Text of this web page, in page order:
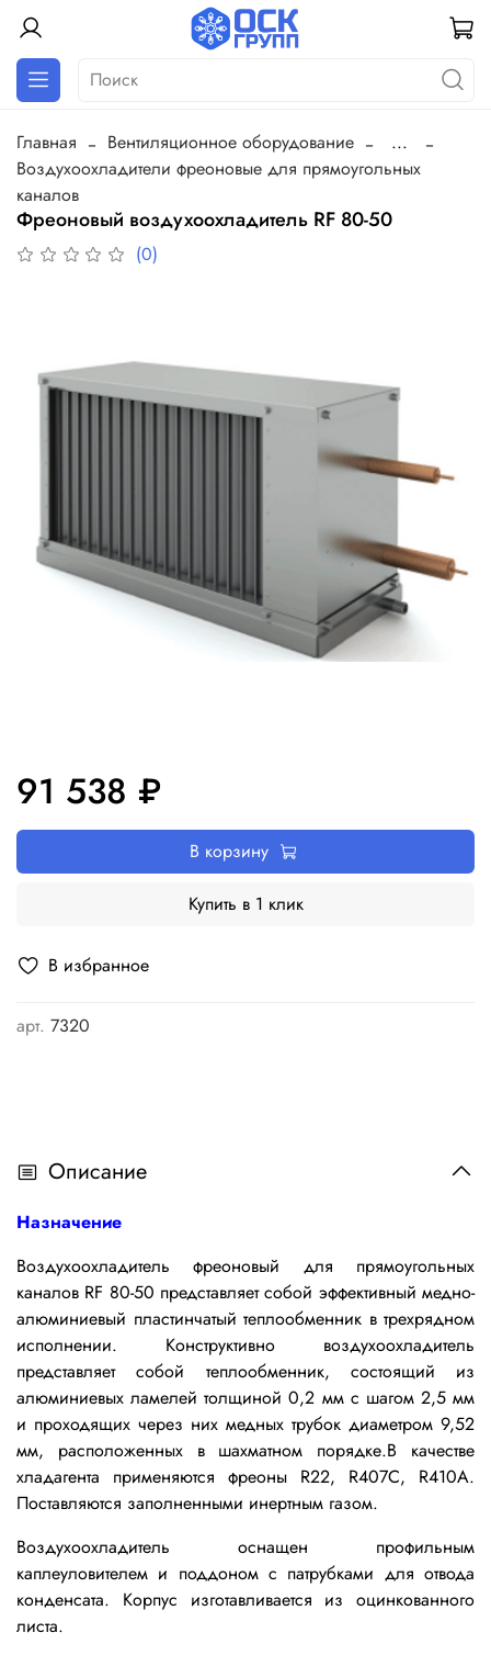
Главная Вентиляционное оборудование
...
Воздухоохладители фреоновые для прямоугольных
каналов
Фреоновый воздухоохладитель RF 80-50
(0)
В избранное
арт. 7320
91 538 ₽
В корзину
Купить в 1 клик
Описание
Назначение
Воздухоохладитель фреоновый для прямоугольных
каналов RF 80-50 представляет собой эффективный медно-
алюминиевый пластинчатый теплообменник в трехрядном
исполнении. Конструктивно воздухоохладитель
представляет собой теплообменник, состоящий из
алюминиевых ламелей толщиной 0,2 мм с шагом 2,5 мм
и проходящих через них медных трубок диаметром 9,52
мм, расположенных в шахматном порядке.В качестве
хладагента применяются фреоны R22, R407C, R410A.
Поставляются заполненными инертным газом.
Воздухоохладитель оснащен профильным
каплеуловителем и поддоном с патрубками для отвода
конденсата. Корпус изготавливается из оцинкованного
листа.